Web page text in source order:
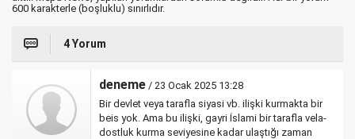
600 karakterle (boşluklu) sınırlıdır.
4 Yorum
deneme / 23 Ocak 2025 13:28
Bir devlet veya tarafla siyasi vb. ilişki kurmakta bir
beis yok. Ama bu ilişki, gayri İslami bir tarafla vela-
dostluk kurma seviyesine kadar ulaştığı zaman